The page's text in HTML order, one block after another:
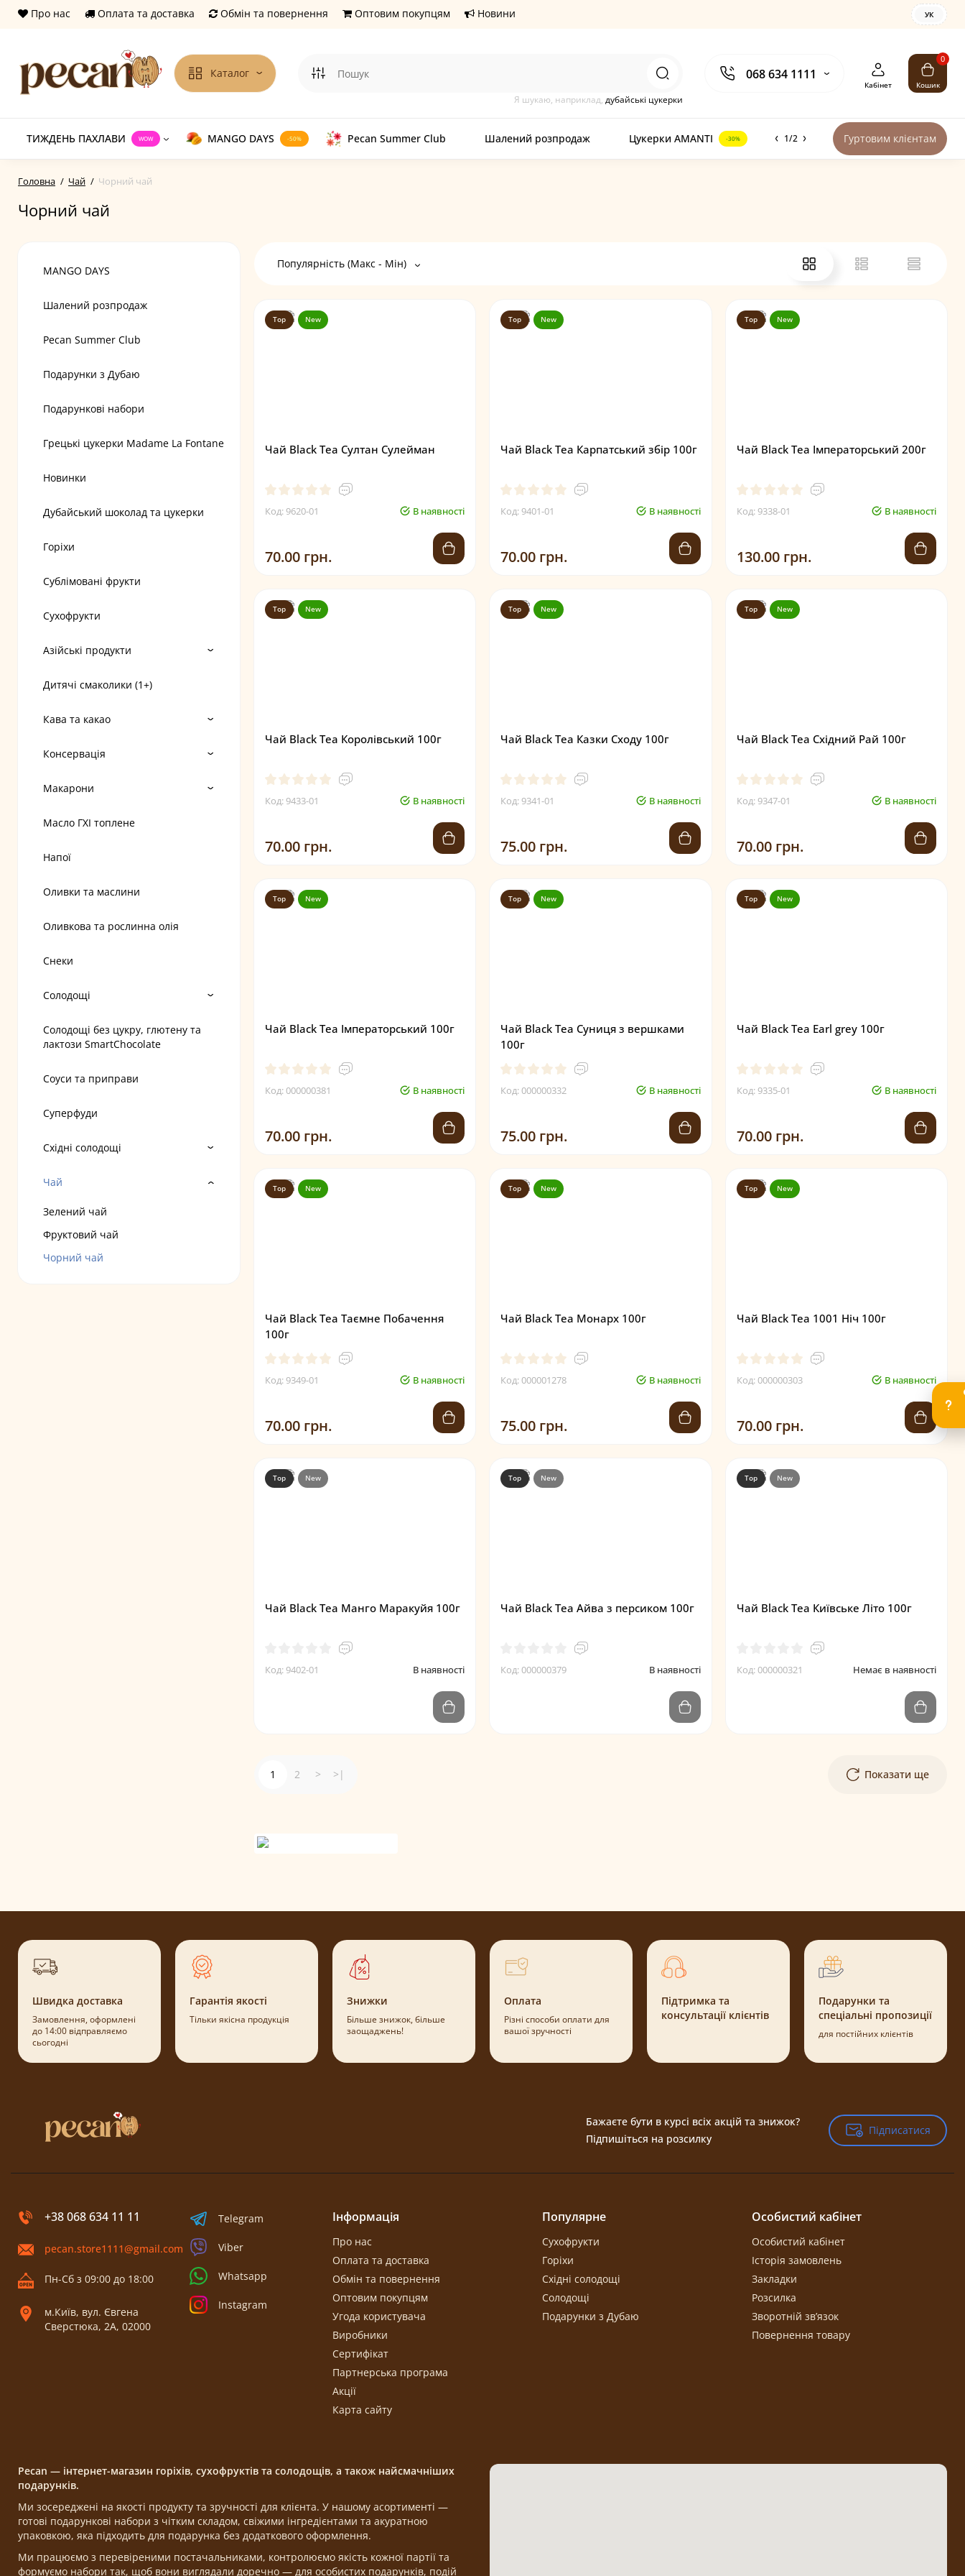
Про нас Оплата та доставка Обмін та повернення Оптовим покупцям Новини УК
Каталог 068 634 1111
Я шукаю, наприклад, дубайські цукерки
Кабінет
0
Кошик
ТИЖДЕНЬ ПАХЛАВИ WOW MANGO DAYS -50% Pecan Summer Club Шалений розпродаж Цукерки AMANTI -30% 1/2 Гуртовим клієнтам
Головна Чай Чорний чай
Чорний чай
MANGO DAYS
Шалений розпродаж
Pecan Summer Club
Подарунки з Дубаю
Подарункові набори
Грецькі цукерки Madame La Fontane
Новинки
Дубайський шоколад та цукерки
Горіхи
Сублімовані фрукти
Сухофрукти
Азійські продукти
Дитячі смаколики (1+)
Кава та какао
Консервація
Макарони
Масло ГХІ топлене
Напої
Оливки та маслини
Оливкова та рослинна олія
Снеки
Солодощі
Солодощі без цукру, глютену та
лактози SmartChocolate
Соуси та приправи
Суперфуди
Східні солодощі
Чай
Зелений чай
Фруктовий чай
Чорний чай
Популярність (Макс - Мін)
Top New
Чай Black Tea Султан Сулейман
Код: 9620-01 В наявності
70.00 грн.
Top New
Чай Black Tea Карпатський збір 100г
Код: 9401-01 В наявності
70.00 грн.
Top New
Чай Black Tea Імператорський 200г
Код: 9338-01 В наявності
130.00 грн.
Top New
Чай Black Tea Королівський 100г
Код: 9433-01 В наявності
70.00 грн.
Top New
Чай Black Tea Казки Сходу 100г
Код: 9341-01 В наявності
75.00 грн.
Top New
Чай Black Tea Східний Рай 100г
Код: 9347-01 В наявності
70.00 грн.
Top New
Чай Black Tea Імператорський 100г
Код: 000000381 В наявності
70.00 грн.
Top New
Чай Black Tea Суниця з вершками
100г
Код: 000000332 В наявності
75.00 грн.
Top New
Чай Black Tea Earl grey 100г
Код: 9335-01 В наявності
70.00 грн.
Top New
Чай Black Tea Таємне Побачення
100г
Код: 9349-01 В наявності
70.00 грн.
Top New
Чай Black Tea Монарх 100г
Код: 000001278 В наявності
75.00 грн.
Top New
Чай Black Tea 1001 Ніч 100г
Код: 000000303 В наявності
70.00 грн.
Top New
Чай Black Tea Манго Маракуйя 100г
Код: 9402-01 В наявності
Top New
Чай Black Tea Айва з персиком 100г
Код: 000000379 В наявності
Top New
Чай Black Tea Київське Літо 100г
Код: 000000321 Немає в наявності
Показати ще
1 2 > >|
Швидка доставка
Замовлення, оформлені
до 14:00 відправляємо
сьогодні
Гарантія якості
Тільки якісна продукція
Знижки
Більше знижок, більше
заощаджень!
Оплата
Різні способи оплати для
вашої зручності
Підтримка та
консультації клієнтів
Подарунки та
спеціальні пропозиції
для постійних клієнтів
Бажаєте бути в курсі всіх акцій та знижок?
Підпишіться на розсилку
Підписатися
Підписатися
+38 068 634 11 11
pecan.store1111@gmail.com
Пн-Сб з 09:00 до 18:00
м.Київ, вул. Євгена
Сверстюка, 2А, 02000
Telegram
Viber
Whatsapp
Instagram
Інформація
Про нас
Оплата та доставка
Обмін та повернення
Оптовим покупцям
Угода користувача
Виробники
Сертифікат
Партнерська програма
Акції
Карта сайту
Популярне
Сухофрукти
Горіхи
Східні солодощі
Солодощі
Подарунки з Дубаю
Особистий кабінет
Особистий кабінет
Історія замовлень
Закладки
Розсилка
Зворотній зв’язок
Повернення товару
Pecan — інтернет-магазин горіхів, сухофруктів та солодощів, а також найсмачніших
подарунків.
Ми зосереджені на якості продукту та зручності для клієнта. У нашому асортименті —
готові подарункові набори з чітким складом, свіжими інгредієнтами та акуратною
упаковкою, яка підходить для подарунка без додаткового оформлення.
Ми працюємо з перевіреними постачальниками, контролюємо якість кожної партії та
формуємо набори так, щоб вони виглядали доречно — для особистих подарунків, подій